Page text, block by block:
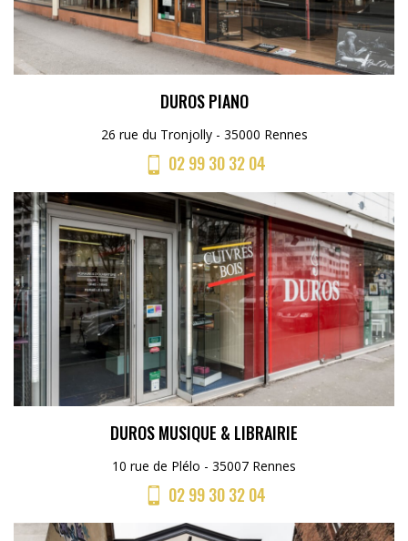
DUROS PIANO
26 rue du Tronjolly - 35000 Rennes
02 99 30 32 04
DUROS MUSIQUE & LIBRAIRIE
10 rue de Plélo - 35007 Rennes
02 99 30 32 04